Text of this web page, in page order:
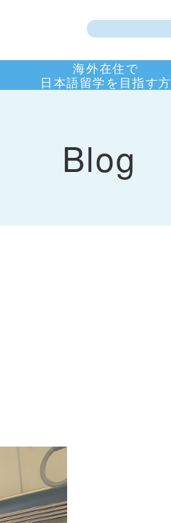
海外在住で
日本語留学を目指す方
Blog